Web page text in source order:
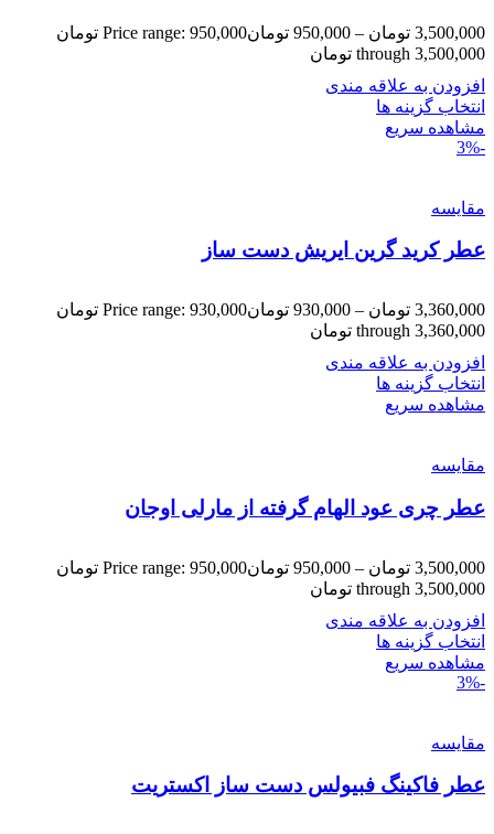
3,500,000 تومان –
950,000 تومان
Price range: 950,000 تومان
through 3,500,000 تومان
افزودن به علاقه مندی
انتخاب گزینه ها
مشاهده سریع
-3%
مقایسه
عطر کرید گرین ایریش دست ساز
3,360,000 تومان –
930,000 تومان
Price range: 930,000 تومان
through 3,360,000 تومان
افزودن به علاقه مندی
انتخاب گزینه ها
مشاهده سریع
مقایسه
عطر چری عود الهام گرفته از مارلی اوجان
3,500,000 تومان –
950,000 تومان
Price range: 950,000 تومان
through 3,500,000 تومان
افزودن به علاقه مندی
انتخاب گزینه ها
مشاهده سریع
-3%
مقایسه
عطر فاکینگ فبیولس دست ساز اکستریت